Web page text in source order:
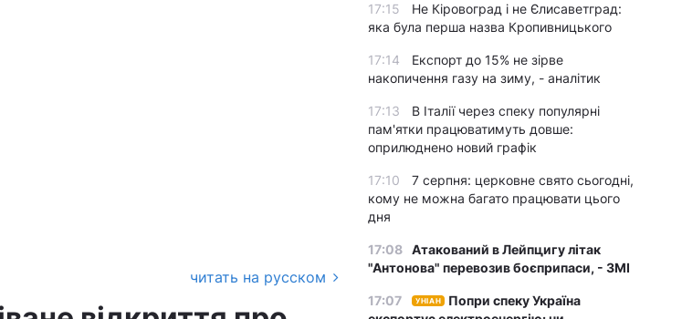
читать на русском
17:15
Не Кіровоград і не Єлисаветград:
яка була перша назва Кропивницького
17:14
Експорт до 15% не зірве
накопичення газу на зиму, - аналітик
17:13
В Італії через спеку популярні
пам'ятки працюватимуть довше:
оприлюднено новий графік
17:10
7 серпня: церковне свято сьогодні,
кому не можна багато працювати цього
дня
17:08 Атакований в Лейпцигу літак
"Антонова" перевозив боєприпаси, - ЗМІ
17:07 УНІАН
Попри спеку Україна